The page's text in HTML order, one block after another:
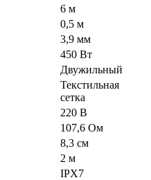
6 м
0,5 м
3,9 мм
450 Вт
Двужильный
Текстильная
сетка
220 В
107,6 Ом
8,3 см
2 м
IPX7